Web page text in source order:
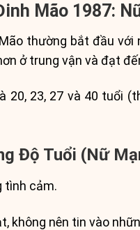
Mão 1987:
thường bắt đầu
ở trung vận và đạt
20, 23, 27 và 40 tuổi
Độ Tuổi (Nữ
tình cảm.
không nên tin vào